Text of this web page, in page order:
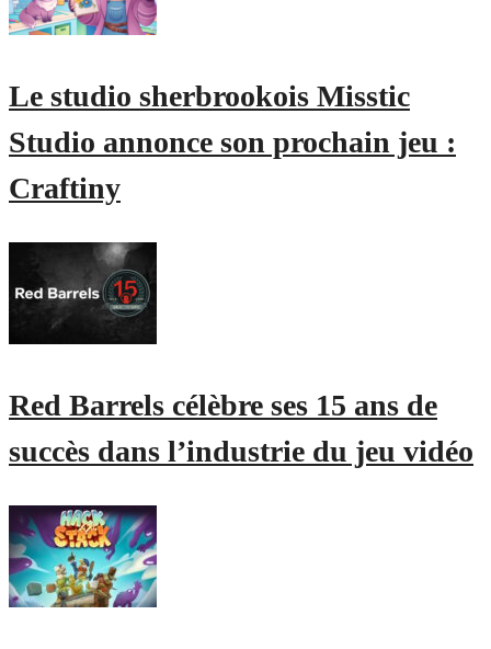
Le studio sherbrookois Misstic
Studio annonce son prochain jeu :
Craftiny
Red Barrels célèbre ses 15 ans de
succès dans l’industrie du jeu vidéo